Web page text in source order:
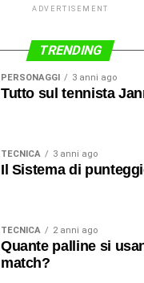
ADVERTISEMENT
TRENDING
PERSONAGGI 3 anni ago
Tutto sul tennista
TECNICA 3 anni ago
Il Sistema di
TECNICA 2 anni ago
Quante palline si
match?